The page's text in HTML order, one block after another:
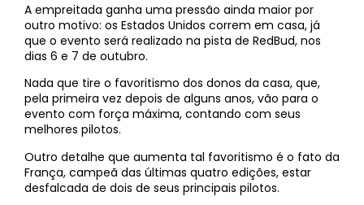
A empreitada ganha uma pressão ainda maior por
outro motivo: os Estados Unidos correm em casa, já
que o evento será realizado na pista de RedBud, nos
dias 6 e 7 de outubro.
Nada que tire o favoritismo dos donos da casa, que,
pela primeira vez depois de alguns anos, vão para o
evento com força máxima, contando com seus
melhores pilotos.
Outro detalhe que aumenta tal favoritismo é o fato da
França, campeã das últimas quatro edições, estar
desfalcada de dois de seus principais pilotos.